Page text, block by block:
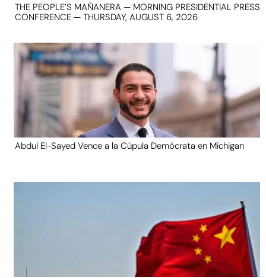
THE PEOPLE’S MAÑANERA — MORNING PRESIDENTIAL PRESS
CONFERENCE — THURSDAY, AUGUST 6, 2026
Abdul El-Sayed Vence a la Cúpula Demócrata en Michigan